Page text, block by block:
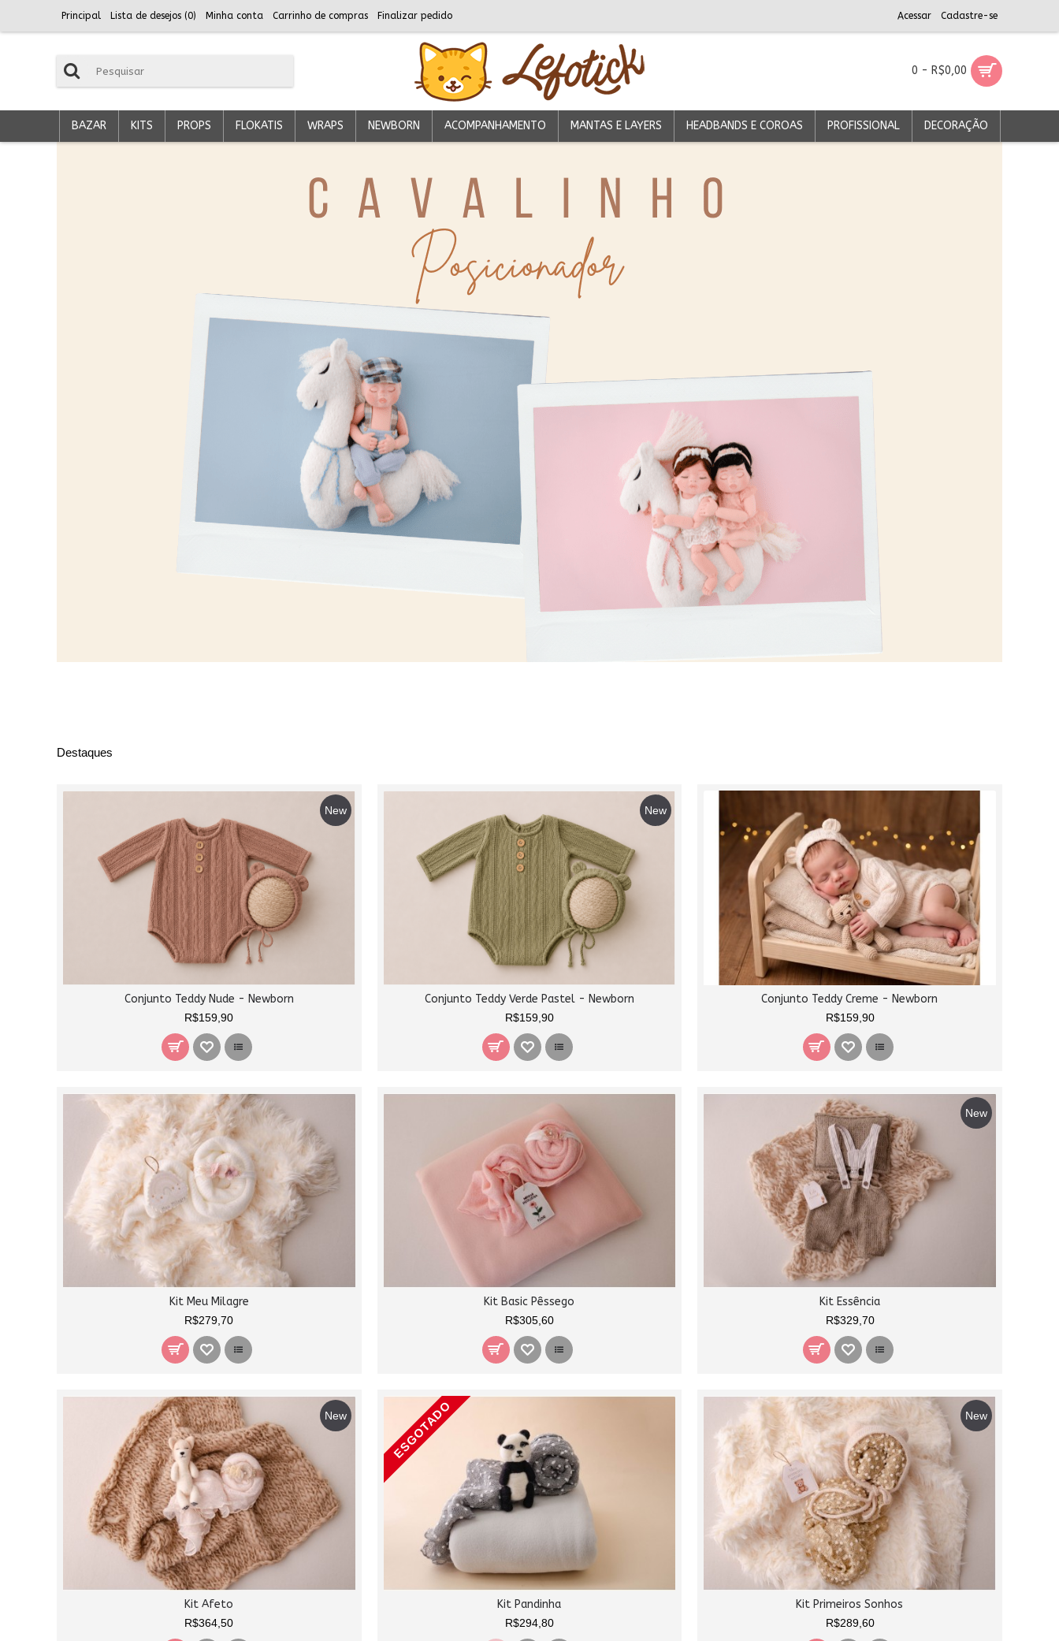
Principal Lista de desejos (0) Minha conta Carrinho de compras Finalizar pedido Acessar Cadastre-se
0 - R$0,00
BAZAR KITS PROPS FLOKATIS WRAPS NEWBORN ACOMPANHAMENTO MANTAS E LAYERS HEADBANDS E COROAS PROFISSIONAL DECORAÇÃO
Destaques
New
Conjunto Teddy Nude - Newborn
R$159,90
New
Conjunto Teddy Verde Pastel - Newborn
R$159,90
Conjunto Teddy Creme - Newborn
R$159,90
Kit Meu Milagre
R$279,70
Kit Basic Pêssego
R$305,60
New
Kit Essência
R$329,70
New
Kit Afeto
R$364,50
ESGOTADO
Kit Pandinha
R$294,80
New
Kit Primeiros Sonhos
R$289,60